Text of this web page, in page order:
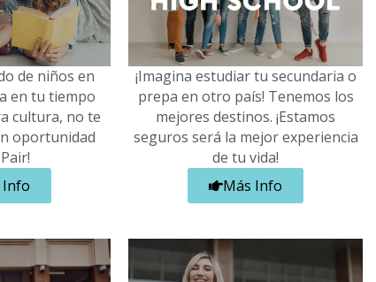
de niños en
en tu tiempo
cultura, no te
oportunidad
Info
¡Imagina estudiar tu secundaria o
prepa en otro país! Tenemos los
mejores destinos. ¡Estamos
seguros será la mejor experiencia
de tu vida!
Más Info